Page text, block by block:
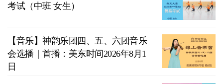
考试（中班 女生）
【音乐】神韵乐团四、五、六团音乐
会选播｜首播：美东时间2026年8月1
日